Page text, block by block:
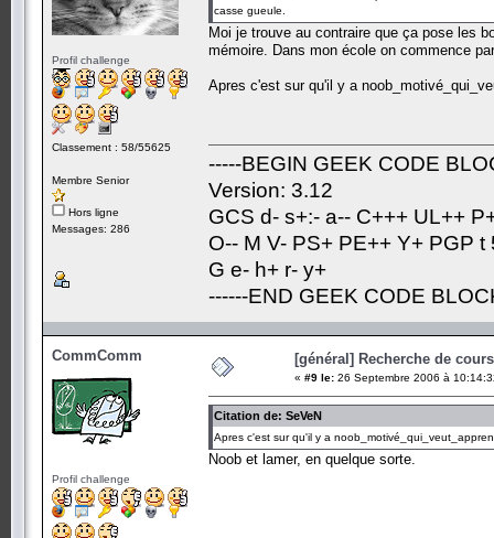
Profil challenge
Classement : 58/55625
Membre Senior
Hors ligne
Messages: 286
casse gueule.
Moi je trouve au contraire que ça pose les
mémoire. Dans mon école on commence
Apres c'est sur qu'il y a
-----BEGIN GEEK CODE
Version: 3.12
GCS d- s+:- a-- C+++ UL++
O-- M V- PS+ PE++ Y+ PGP
G e- h+ r- y+
------END GEEK CODE
CommComm
Profil challenge
[général] Recherche de
« #9 le: 26 Septembre 2006 à
Citation de: SeVeN
Apres c'est sur qu'il y a
Noob et lamer, en quelque sorte.